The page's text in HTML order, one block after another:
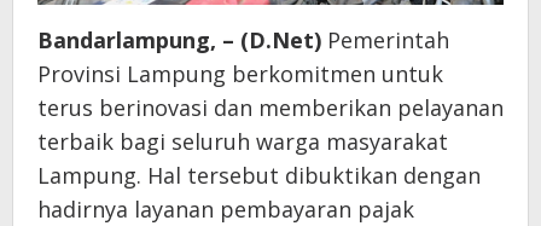
Bandarlampung, – (D.Net) Pemerintah
Provinsi Lampung berkomitmen untuk
terus berinovasi dan memberikan pelayanan
terbaik bagi seluruh warga masyarakat
Lampung. Hal tersebut dibuktikan dengan
hadirnya layanan pembayaran pajak